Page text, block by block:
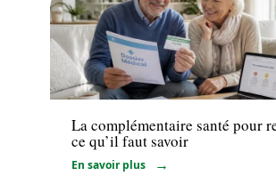
Santé
La complémentaire santé pour
ce qu’il faut savoir
En savoir plus